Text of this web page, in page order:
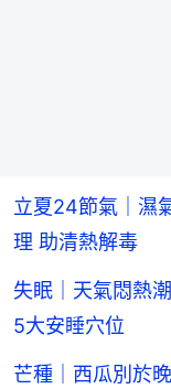
立夏24節氣｜濕
理 助清熱解毒
失眠｜天氣悶熱
5大安睡穴位
芒種｜西瓜別於